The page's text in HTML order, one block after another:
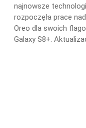
najnowsze
rozpoczęła prace
Oreo dla swoich
Galaxy S8+.